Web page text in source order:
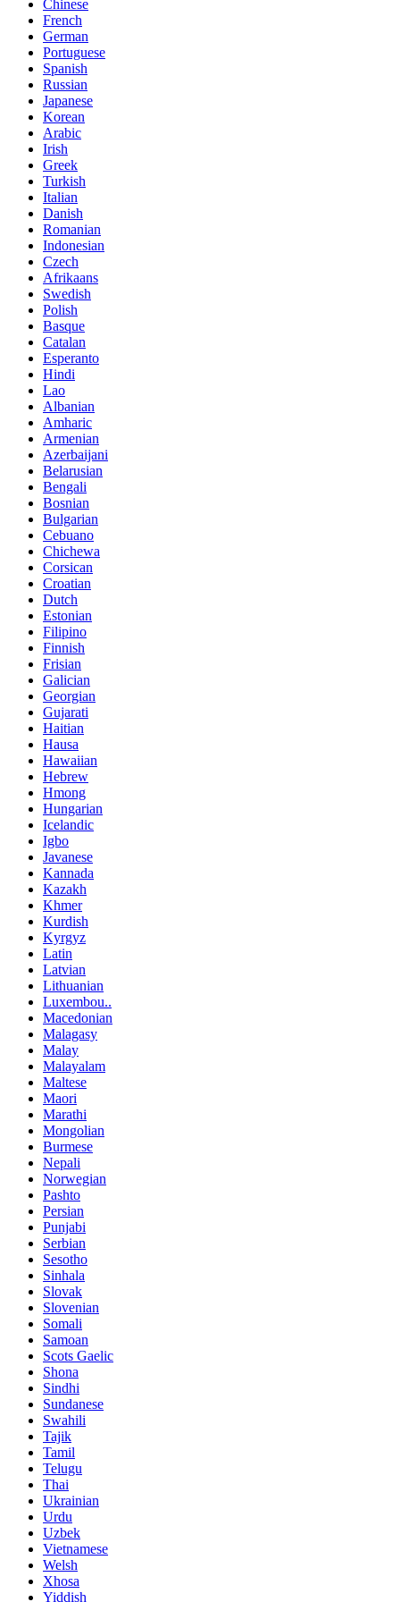
Chinese
French
German
Portuguese
Spanish
Russian
Japanese
Korean
Arabic
Irish
Greek
Turkish
Italian
Danish
Romanian
Indonesian
Czech
Afrikaans
Swedish
Polish
Basque
Catalan
Esperanto
Hindi
Lao
Albanian
Amharic
Armenian
Azerbaijani
Belarusian
Bengali
Bosnian
Bulgarian
Cebuano
Chichewa
Corsican
Croatian
Dutch
Estonian
Filipino
Finnish
Frisian
Galician
Georgian
Gujarati
Haitian
Hausa
Hawaiian
Hebrew
Hmong
Hungarian
Icelandic
Igbo
Javanese
Kannada
Kazakh
Khmer
Kurdish
Kyrgyz
Latin
Latvian
Lithuanian
Luxembou..
Macedonian
Malagasy
Malay
Malayalam
Maltese
Maori
Marathi
Mongolian
Burmese
Nepali
Norwegian
Pashto
Persian
Punjabi
Serbian
Sesotho
Sinhala
Slovak
Slovenian
Somali
Samoan
Scots Gaelic
Shona
Sindhi
Sundanese
Swahili
Tajik
Tamil
Telugu
Thai
Ukrainian
Urdu
Uzbek
Vietnamese
Welsh
Xhosa
Yiddish